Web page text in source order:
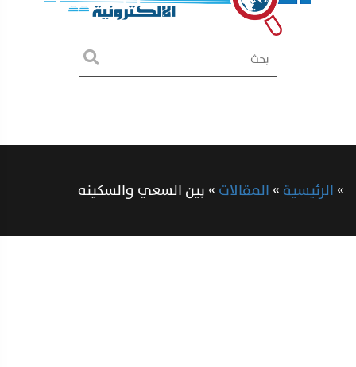
»الرئيسية»المقالات»بين السعي والسكينه